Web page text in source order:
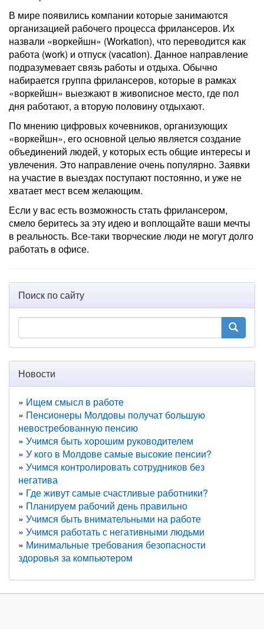
В мире появились компании которые занимаются
организацией рабочего процесса фрилансеров. Их
назвали «воркейшн» (Workation), что переводится как
работа (work) и отпуск (vacation). Данное направление
подразумевает связь работы и отдыха. Обычно
набирается группа фрилансеров, которые в рамках
«воркейшн» выезжают в живописное место, где пол
дня работают, а вторую половину отдыхают.
По мнению цифровых кочевников, организующих
«воркейшн», его основной целью является создание
объединений людей, у которых есть общие интересы и
увлечения. Это направление очень популярно. Заявки
на участие в выездах поступают постоянно, и уже не
хватает мест всем желающим.
Если у вас есть возможность стать фрилансером,
смело беритесь за эту идею и воплощайте ваши мечты
в реальность. Все-таки творческие люди не могут долго
работать в офисе.
Поиск по сайту
Новости
Ищем смысл в работе
Пенсионеры Молдовы получат большую
невостребованную пенсию
Учимся быть хорошим руководителем
У кого в Молдове самые высокие пенсии?
Учимся контролировать сотрудников без
негатива
Где живут самые счастливые работники?
Планируем рабочий день правильно
Учимся быть внимательными на работе
Учимся работать с негативными людьми
Минимальные требования безопасности
здоровья за компьютером